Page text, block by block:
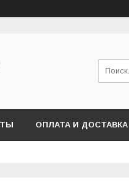
ОПЛАТА И ДОСТАВКА